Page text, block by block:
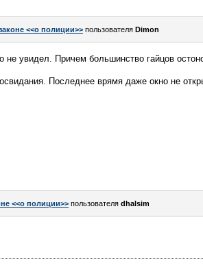
<<о полиции>> пользователя Dimon
не увидел. Причем большинство гайцов
Последнее врямя даже окно не
<<о полиции>> пользователя dhalsim